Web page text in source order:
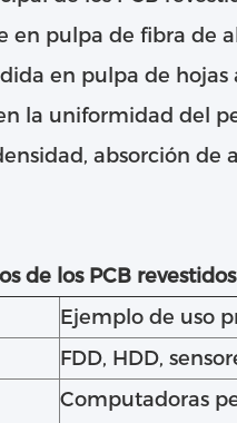
en pulpa de fibra de
en pulpa de hojas
la uniformidad del
absorción de
de los PCB
Ejemplo de uso
FDD, HDD,
Computadoras